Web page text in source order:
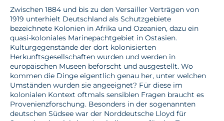
Zwischen 1884 und bis zu den Versailler Verträgen von
1919 unterhielt Deutschland als Schutzgebiete
bezeichnete Kolonien in Afrika und Ozeanien, dazu ein
quasi-koloniales Marinepachtgebiet in Ostasien.
Kulturgegenstände der dort kolonisierten
Herkunftsgesellschaften wurden und werden in
europäischen Museen beforscht und ausgestellt. Wo
kommen die Dinge eigentlich genau her, unter welchen
Umständen wurden sie angeeignet? Für diese im
kolonialen Kontext oftmals sensiblen Fragen braucht es
Provenienzforschung. Besonders in der sogenannten
deutschen Südsee war der Norddeutsche Lloyd für